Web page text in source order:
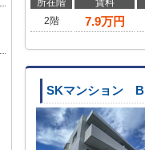
所在階 賃料
2階
7.9万円
SKマンション B